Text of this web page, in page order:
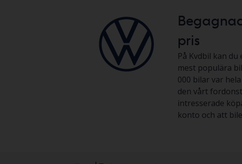
pris
På Kvdbil kan
mest populära
000 bilar var
den vårt
intresserade
konto och att